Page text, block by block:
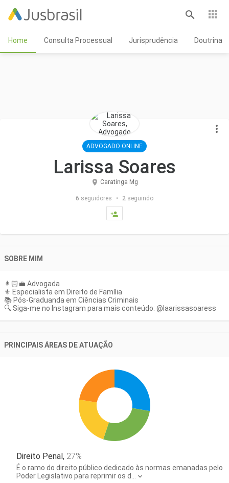
inicial
BUSCAR
Home Consulta Processual Jurisprudência Doutrina
ADVOGADO ONLINE
Larissa Soares
Caratinga Mg
6 seguidores 2 seguindo
SOBRE MIM
👩🏻‍💼 Advogada
⚜ Especialista em Direito de Família
📚 Pós-Graduanda em Ciências Criminais
🔍 Siga-me no Instagram para mais conteúdo: @laarissasoaress
PRINCIPAIS ÁREAS DE ATUAÇÃO
Direito Penal , 27%
É o ramo do direito público dedicado às normas emanadas pelo
Poder Legislativo para reprimir os d...